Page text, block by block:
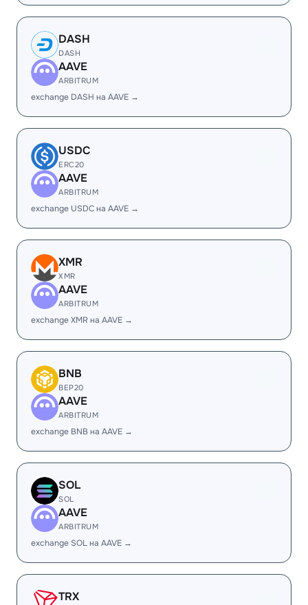
DASH
DASH
AAVE
ARBITRUM
exchange DASH на AAVE →
USDC
ERC20
AAVE
ARBITRUM
exchange USDC на AAVE →
XMR
XMR
AAVE
ARBITRUM
exchange XMR на AAVE →
BNB
BEP20
AAVE
ARBITRUM
exchange BNB на AAVE →
SOL
SOL
AAVE
ARBITRUM
exchange SOL на AAVE →
TRX